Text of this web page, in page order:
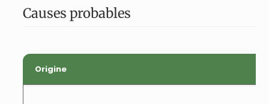
Causes probables
Origine